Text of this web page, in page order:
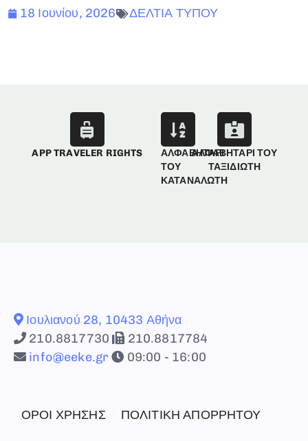
18 Ιουνίου, 2026 ΔΕΛΤΙΑ ΤΥΠΟΥ
APP TRAVELER RIGHTS
ΑΛΦΑΒΗΤΑΡΙ
ΤΟΥ
ΚΑΤΑΝΑΛΩΤΗ
ΑΛΦΑΒΗΤΑΡΙ ΤΟΥ
ΤΑΞΙΔΙΩΤΗ
Ιουλιανού 28, 10433 Αθήνα
210.8817730
210.8817784
info@eeke.gr
09:00 - 16:00
ΟΡΟΙ ΧΡΗΣΗΣ ΠΟΛΙΤΙΚΗ ΑΠΟΡΡΗΤΟΥ